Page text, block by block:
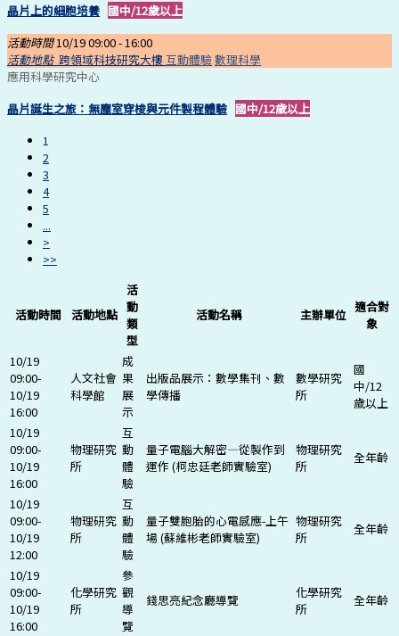
晶片上的細胞培養 國中/12歲以上
活動時間10/19 09:00 - 16:00
活動地點 跨領域科技研究大樓 互動體驗數理科學
應用科學研究中心
晶片誕生之旅：無塵室穿梭與元件製程體驗 國中/12歲以上
1
2
3
4
5
...
>
>>
活動時間 活動地點
活
動
類
型
活動名稱 主辦單位 適合對
象
10/19
09:00-
10/19
16:00
人文社會
科學館
成
果
展
示
出版品展示：數學集刊、數
學傳播
數學研究
所
國
中/12
歲以上
10/19
09:00-
10/19
16:00
物理研究
所
互
動
體
驗
量子電腦大解密—從製作到
運作 (柯忠廷老師實驗室)
物理研究
所
全年齡
10/19
09:00-
10/19
12:00
物理研究
所
互
動
體
驗
量子雙胞胎的心電感應-上午
場 (蘇維彬老師實驗室)
物理研究
所
全年齡
10/19
09:00-
10/19
16:00
化學研究
所
參
觀
導
覽
錢思亮紀念廳導覽
化學研究
所
全年齡